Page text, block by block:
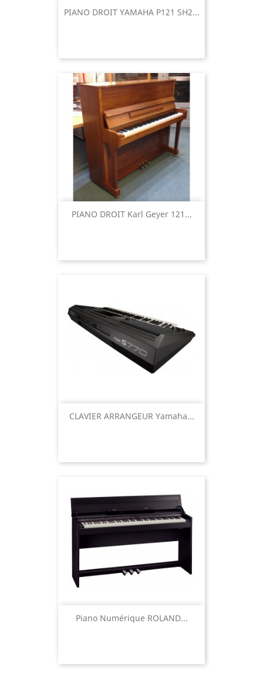
PIANO DROIT YAMAHA P121 SH2...
PIANO DROIT Karl Geyer 121...
CLAVIER ARRANGEUR Yamaha...
Piano Numérique ROLAND...